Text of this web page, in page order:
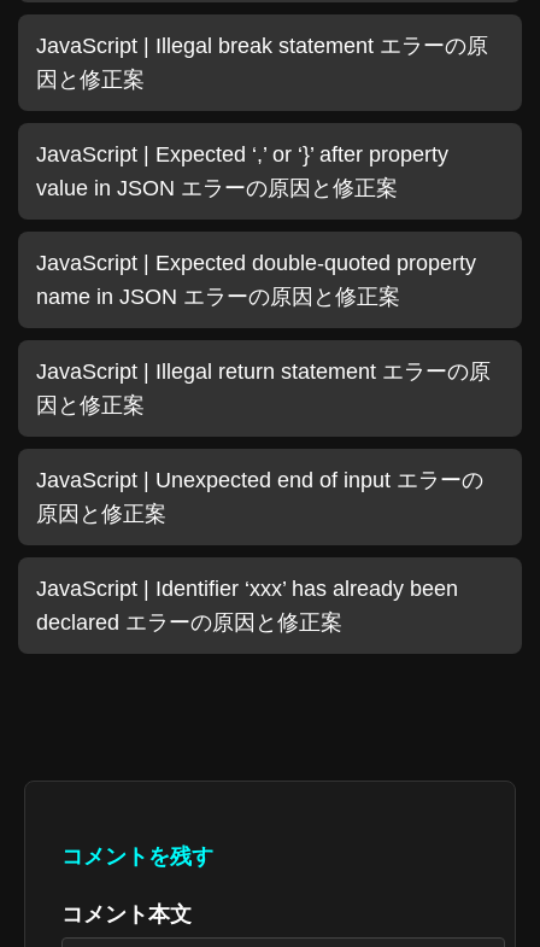
JavaScript | Illegal break statement エラーの原
因と修正案
JavaScript | Expected ‘,’ or ‘}’ after property
value in JSON エラーの原因と修正案
JavaScript | Expected double-quoted property
name in JSON エラーの原因と修正案
JavaScript | Illegal return statement エラーの原
因と修正案
JavaScript | Unexpected end of input エラーの
原因と修正案
JavaScript | Identifier ‘xxx’ has already been
declared エラーの原因と修正案
コメントを残す
コメント本文